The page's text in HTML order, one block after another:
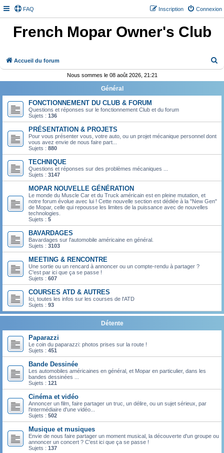
FAQ Connexion
Inscription
French Mopar Owner's Club
Accueil du forum
h
e
Nous sommes le 08 août 2026, 21:21
Général
FONCTIONNEMENT DU CLUB & FORUM
Questions et réponses sur le fonctionnement Club et du forum
Sujets : 136
PRÉSENTATION & PROJETS
Pour vous présenter vous, votre auto, ou un projet mécanique personnel dont
vous avez envie de nous faire part...
Sujets : 880
TECHNIQUE
Questions et réponses sur des problèmes mécaniques ...
Sujets : 3147
MOPAR NOUVELLE GÉNÉRATION
Le monde du Muscle Car et du Truck américain est en pleine mutation, et
notre forum évolue avec lui ! Cette nouvelle section est dédiée à la "New Gen"
de Mopar, celle qui repousse les limites de la puissance avec de nouvelles
technologies.
Sujets : 5
BAVARDAGES
Bavardages sur l'automobile américaine en général.
Sujets : 3103
MEETING & RENCONTRE
Une sortie ou un rencard à annoncer ou un compte-rendu à partager ?
C'est par ici que ça se passe !
Sujets : 607
COURSES ATD & AUTRES
Ici, toutes les infos sur les courses de l'ATD
Sujets : 93
Détente
Paparazzi
Le coin du paparazzi: photos prises sur la route !
Sujets : 451
Bande Dessinée
Les automobiles américaines en général, et Mopar en particulier, dans les
bandes dessinées ...
Sujets : 121
Cinéma et vidéo
Annoncer un film, faire partager un truc, un délire, ou un sujet sérieux, par
l'intermédiaire d'une vidéo...
Sujets : 502
Musique et musiques
Envie de nous faire partager un moment musical, la découverte d'un groupe ou
annoncer un concert ? C'est ici que ça se passe !
Sujets : 137